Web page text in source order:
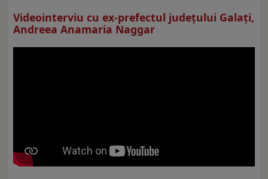
Videointerviu cu ex-prefectul judeţului Galaţi,
Andreea Anamaria Naggar